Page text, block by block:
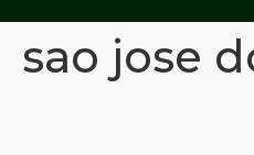
sao jose